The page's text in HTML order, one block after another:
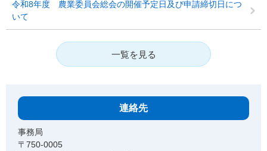
令和8年度 農業委員会総会の開催予定日及び申請締切日につ
いて
一覧を見る
連絡先
事務局
〒750-0005